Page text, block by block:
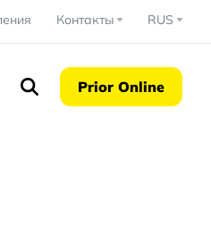
Контакты RUS
Prior Online